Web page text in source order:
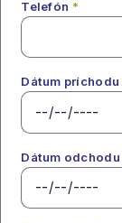
Telefón *
Dátum príchodu
Dátum odchodu